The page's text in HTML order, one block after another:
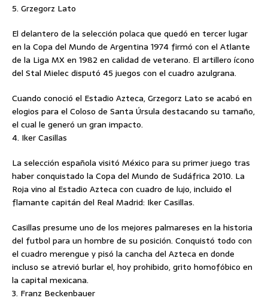
5. Grzegorz Lato
El delantero de la selección polaca que quedó en tercer lugar
en la Copa del Mundo de Argentina 1974 firmó con el Atlante
de la Liga MX en 1982 en calidad de veterano. El artillero ícono
del Stal Mielec disputó 45 juegos con el cuadro azulgrana.
Cuando conoció el Estadio Azteca, Grzegorz Lato se acabó en
elogios para el Coloso de Santa Úrsula destacando su tamaño,
el cual le generó un gran impacto.
4. Iker Casillas
La selección española visitó México para su primer juego tras
haber conquistado la Copa del Mundo de Sudáfrica 2010. La
Roja vino al Estadio Azteca con cuadro de lujo, incluido el
flamante capitán del Real Madrid: Iker Casillas.
Casillas presume uno de los mejores palmareses en la historia
del futbol para un hombre de su posición. Conquistó todo con
el cuadro merengue y pisó la cancha del Azteca en donde
incluso se atrevió burlar el, hoy prohibido, grito homofóbico en
la capital mexicana.
3. Franz Beckenbauer